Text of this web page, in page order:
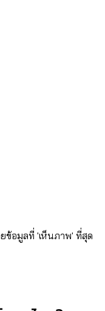
ข้อมูลที่ 'เห็นภาพ' ที่สุด